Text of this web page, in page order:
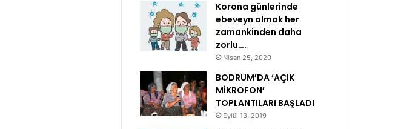
Korona günlerinde
ebeveyn olmak her
zamankinden daha
zorlu….
Nisan 25, 2020
BODRUM’DA ‘AÇIK
MİKROFON’
TOPLANTILARI BAŞLADI
Eylül 13, 2019